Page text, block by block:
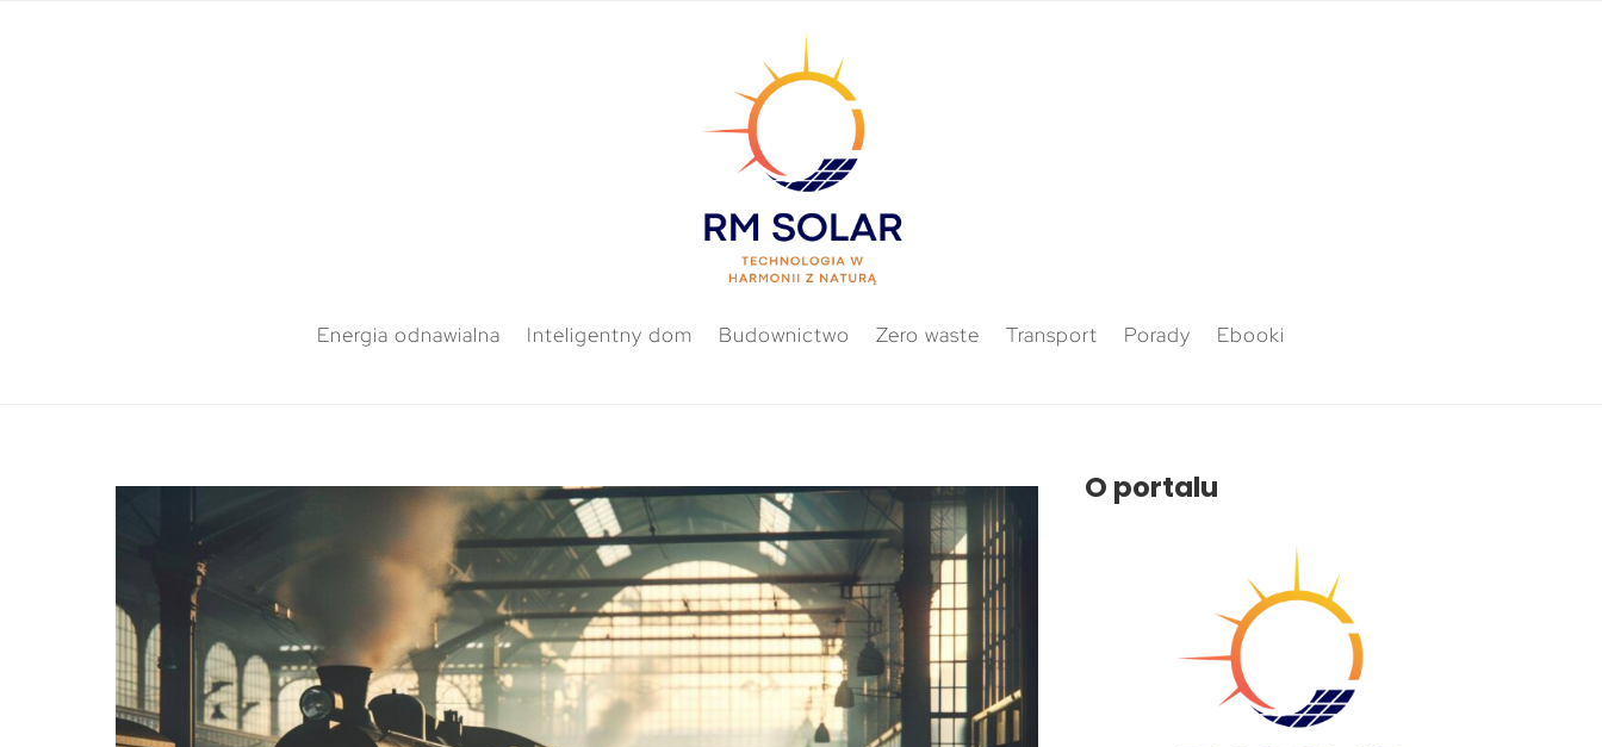
Energia odnawialna Inteligentny dom Budownictwo Zero waste Transport Porady Ebooki
O portalu